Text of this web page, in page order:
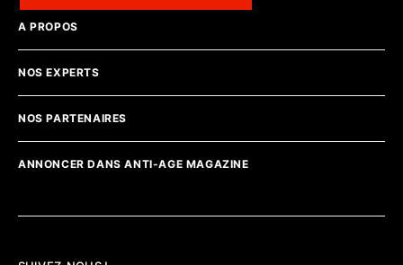
A PROPOS
NOS EXPERTS
NOS PARTENAIRES
ANNONCER DANS ANTI-AGE MAGAZINE